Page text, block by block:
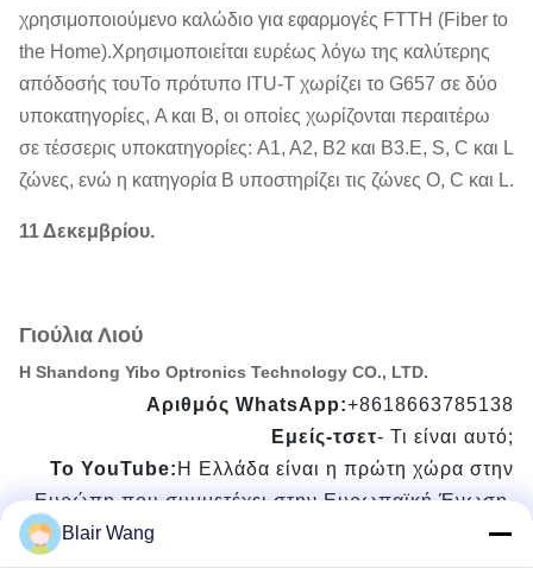
χρησιμοποιούμενο καλώδιο για εφαρμογές FTTH (Fiber to
the Home).Χρησιμοποιείται ευρέως λόγω της καλύτερης
απόδοσής τουΤο πρότυπο ITU-T χωρίζει το G657 σε δύο
υποκατηγορίες, A και B, οι οποίες χωρίζονται περαιτέρω
σε τέσσερις υποκατηγορίες: A1, A2, B2 και B3.Ε, S, C και L
ζώνες, ενώ η κατηγορία Β υποστηρίζει τις ζώνες O, C και L.
11 Δεκεμβρίου.
Γιούλια Λιού
Η Shandong Yibo Optronics Technology CO., LTD.
Αριθμός WhatsApp:+8618663785138
Εμείς-τσετ- Τι είναι αυτό;
Το YouTube: Η Ελλάδα είναι η πρώτη χώρα στην
Ευρώπη που συμμετέχει στην Ευρωπαϊκή Ένωση.
Blair Wang